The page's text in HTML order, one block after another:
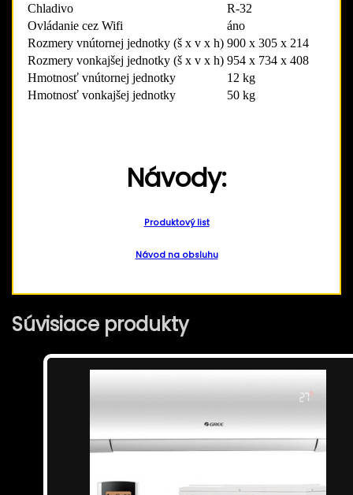
Chladivo
R-32
Ovládanie cez Wifi
áno
Rozmery vnútornej jednotky (š x v x h) 900 x 305 x 214
Rozmery vonkajšej jednotky (š x v x h) 954 x 734 x 408
Hmotnosť vnútornej jednotky
12 kg
Hmotnosť vonkajšej jednotky
50 kg
Návody:
Produktový list
Návod na obsluhu
Súvisiace produkty